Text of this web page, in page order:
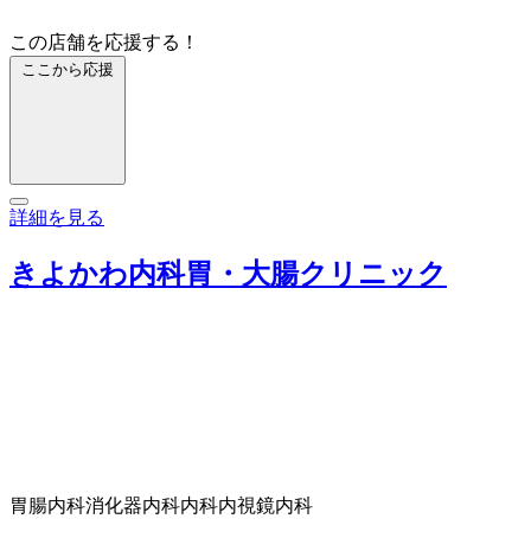
この店舗を応援する！
ここから応援
詳細を見る
きよかわ内科胃・大腸クリニック
胃腸内科消化器内科内科内視鏡内科